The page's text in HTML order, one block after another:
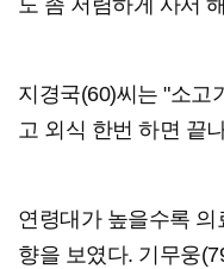
도 좀 저렴하게 사서
지경국(60)씨는 "소고
고 외식 한번 하면 끝
연령대가 높을수록
향을 보였다. 기무웅